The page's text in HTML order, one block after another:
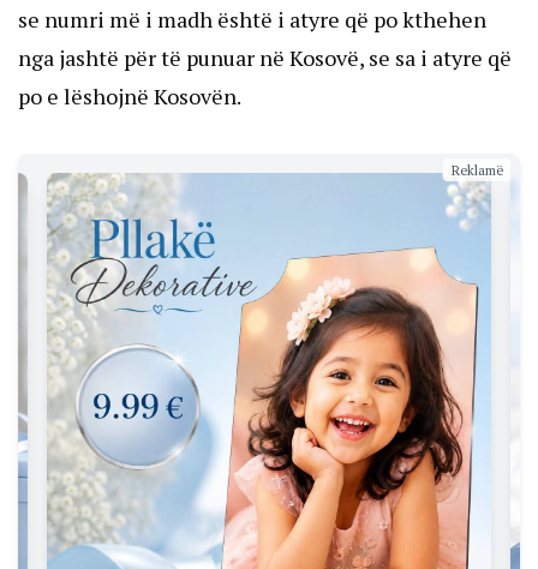
se numri më i madh është i atyre që po kthehen
nga jashtë për të punuar në Kosovë, se sa i atyre që
po e lëshojnë Kosovën.
Reklamë